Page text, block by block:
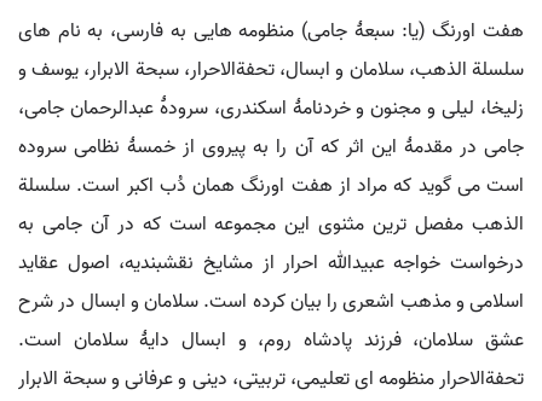
هفت اورنگ (یا: سبعۀ جامی) منظومه هایی به فارسی، به نام های
سلسلة الذهب، سلامان و ابسال، تحفةالاحرار، سبحة الابرار، یوسف و
زلیخا، لیلی و مجنون و خردنامۀ اسکندری، سرودۀ عبدالرحمان جامی،
جامی در مقدمۀ این اثر که آن را به پیروی از خمسۀ نظامی سروده
است می گوید که مراد از هفت اورنگ همان دُب اکبر است. سلسلة
الذهب مفصل ترین مثنوی این مجموعه است که در آن جامی به
درخواست خواجه عبیدالله احرار از مشایخ نقشبندیه، اصول عقاید
اسلامی و مذهب اشعری را بیان کرده است. سلامان و ابسال در شرح
عشق سلامان، فرزند پادشاه روم، و ابسال دایۀ سلامان است.
تحفةالاحرار منظومه ای تعلیمی، تربیتی، دینی و عرفانی و سبحة الابرار